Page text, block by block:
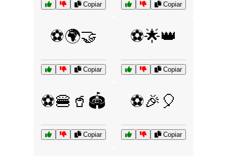
Copiar Copiar
⚽🌍🤝
Copiar
⚽🌟👑
Copiar
⚽🍔🥤🏟️
Copiar
⚽🎉🎈
Copiar